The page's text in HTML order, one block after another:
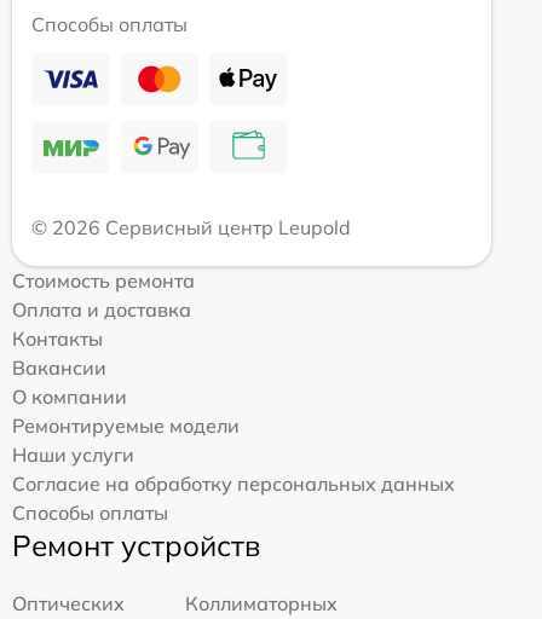
Способы оплаты
© 2026 Сервисный центр Leupold
Стоимость ремонта
Оплата и доставка
Контакты
Вакансии
О компании
Ремонтируемые модели
Наши услуги
Согласие на обработку персональных данных
Способы оплаты
Ремонт устройств
Оптических
Коллиматорных